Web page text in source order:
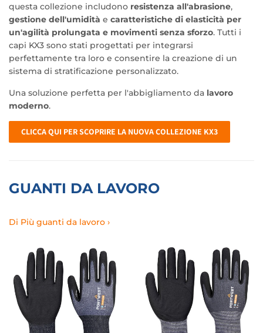
questa collezione includono resistenza all'abrasione,
gestione dell'umidità e caratteristiche di elasticità per
un'agilità prolungata e movimenti senza sforzo. Tutti i
capi KX3 sono stati progettati per integrarsi
perfettamente tra loro e consentire la creazione di un
sistema di stratificazione personalizzato.
Una soluzione perfetta per l'abbigliamento da lavoro
moderno.
CLICCA QUI PER SCOPRIRE LA NUOVA COLLEZIONE KX3
GUANTI DA LAVORO
Di Più guanti da lavoro ›